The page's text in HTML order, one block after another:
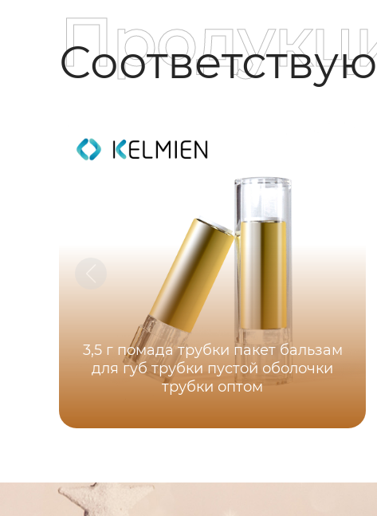
3,5 г помада трубки пакет бальзам
для губ трубки пустой оболочки
трубки оптом